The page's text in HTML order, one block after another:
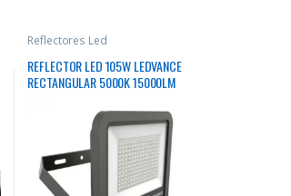
Reflectores Led
REFLECTOR LED 105W LEDVANCE
RECTANGULAR 5000K 15000LM